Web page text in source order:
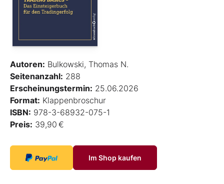
Autoren: Bulkowski, Thomas N.
Seitenanzahl: 288
Erscheinungstermin: 25.06.2026
Format: Klappenbroschur
ISBN: 978-3-68932-075-1
Preis: 39,90 €
Im Shop kaufen